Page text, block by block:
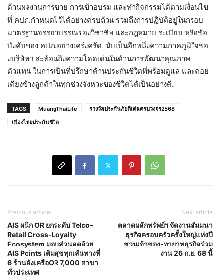
ด้านผลงานการขาย การเข้าอบรม และทำกิจกรรมได้ตามเงื่อนไข
ที่ คปภ.กำหนดไว้ได้อย่างครบถ้วน รวมถึงการปฏิบัติอยู่ในกรอบ
มาตรฐานจรรยาบรรณของวิชาชีพ และกฎหมาย ระเบียบ หรือข้อ
บังคับของ คปภ.อย่างเคร่งครัด นับเป็นอีกหนึ่งความภาคภูมิใจขอ
งบริษัทฯ สะท้อนถึงความโดดเด่นในด้านการพัฒนาคุณภาพ
ตัวแทน ในการเป็นที่ปรึกษาด้านประกันชีวิตที่พร้อมดูแล และคอย
เคียงข้างลูกค้าในทุกช่วงจังหวะของชีวิตได้เป็นอย่างดี.
TAGS MuangThaiLife
รางวัลประกันภัยดีเด่นครบวงจร2568
เมืองไทยประกันชีวิต
Previous article
AIS ผนึก OR ยกระดับ Telco–
Retail Cross-Loyalty
Ecosystem มอบส่วนลดด้วย
AIS Points เติมสุขทุกเส้นทางที่
6 ร้านดังเครือOR 7,000 สาขา
ทั่วประเทศ
Next article
ตลาดหลักทรัพย์ฯ จัดงานสัมมนา
ธุรกิจครอบครัวครั้งใหญ่แห่งปี
ชวนเจ้าของ-ทายาทธุรกิจร่วม
งาน 26 ก.ย. 68 นี้